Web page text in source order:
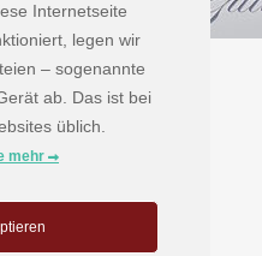
650 9889622
5226 3215
Internetseite
legen wir
– sogenannte
ab. Das ist bei
üblich.
mehr